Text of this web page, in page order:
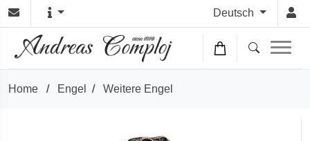
Deutsch
Home / Engel / Weitere Engel